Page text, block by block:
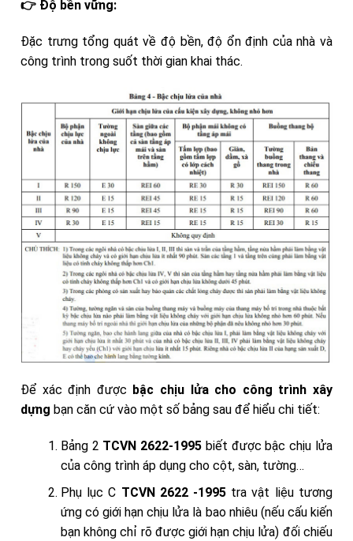
👉 Độ bền vững:
Đặc trưng tổng quát về độ bền, độ ổn định của nhà và
công trình trong suốt thời gian khai thác.
Để xác định được bậc chịu lửa cho công trình xây
dựng bạn căn cứ vào một số bảng sau để hiểu chi tiết:
Bảng 2 TCVN 2622-1995 biết được bậc chịu lửa
của công trình áp dụng cho cột, sàn, tường…
Phụ lục C TCVN 2622 -1995 tra vật liệu tương
ứng có giới hạn chịu lửa là bao nhiêu (nếu cấu kiến
bạn không chỉ rõ được giới hạn chịu lửa) đối chiếu